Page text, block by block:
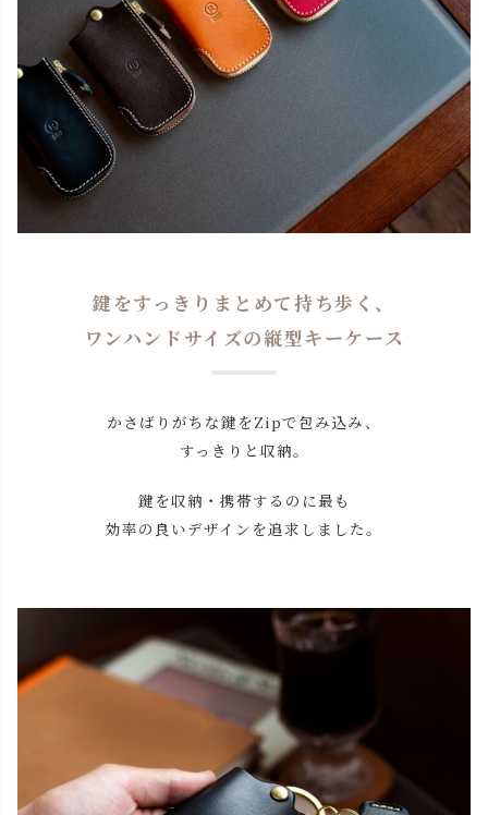
鍵をすっきりまとめて持ち歩く、
ワンハンドサイズの縦型キーケース
かさばりがちな鍵をZipで包み込み、
すっきりと収納。
鍵を収納・携帯するのに最も
効率の良いデザインを追求しました。